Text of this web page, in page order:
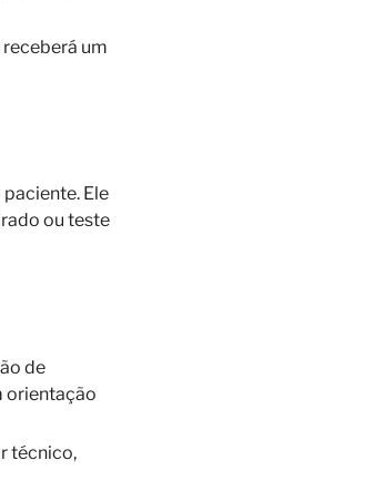
um
Ele
ou teste
de
orientação
técnico,